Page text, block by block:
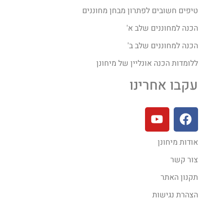
טיפים חשובים לפתרון מבחן מחוננים
הכנה למחוננים שלב א'
הכנה למחוננים שלב ב'
ללומדות הכנה אונליין של מיחונן
עקבו אחרינו
אודות מיחונן
צור קשר
תקנון האתר
הצהרת נגישות